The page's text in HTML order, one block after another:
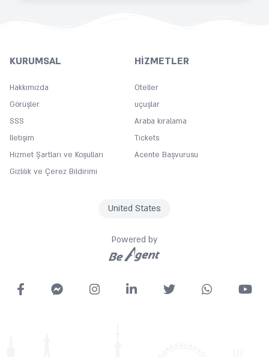
KURUMSAL
Hakkımızda
Görüşler
SSS
İletişim
Hizmet Şartları ve Koşulları
Gizlilik ve Çerez Bildirimi
HIZMETLER
Oteller
uçuşlar
Araba kiralama
Tickets
Acente Başvurusu
United States
Powered by